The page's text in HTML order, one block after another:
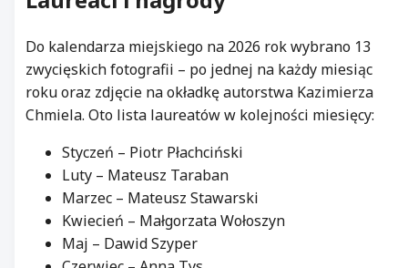
Do kalendarza miejskiego na 2026 rok wybrano 13
zwycięskich fotografii – po jednej na każdy miesiąc
roku oraz zdjęcie na okładkę autorstwa Kazimierza
Chmiela. Oto lista laureatów w kolejności miesięcy:
Styczeń – Piotr Płachciński
Luty – Mateusz Taraban
Marzec – Mateusz Stawarski
Kwiecień – Małgorzata Wołoszyn
Maj – Dawid Szyper